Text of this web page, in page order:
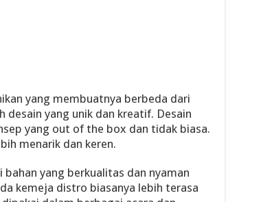
yang membuatnya berbeda dari
desain yang unik dan kreatif. Desain
yang out of the box dan tidak biasa.
menarik dan keren.
yang berkualitas dan nyaman
kemeja distro biasanya lebih terasa